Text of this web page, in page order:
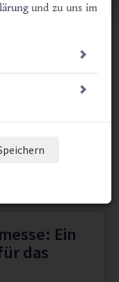
Ein
das
und zu uns im